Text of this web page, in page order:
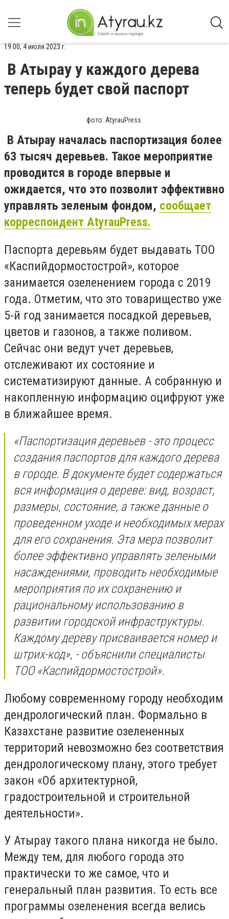
19:00, 4 июля 2023 г.
В Атырау у каждого дерева
теперь будет свой паспорт
фото: AtyrauPress.
В Атырау началась паспортизация более
63 тысяч деревьев. Такое мероприятие
проводится в городе впервые и
ожидается, что это позволит эффективно
управлять зеленым фондом, сообщает
корреспондент AtyrauPress.
Паспорта деревьям будет выдавать ТОО
«Каспийдормостострой», которое
занимается озеленением города с 2019
года. Отметим, что это товарищество уже
5-й год занимается посадкой деревьев,
цветов и газонов, а также поливом.
Сейчас они ведут учет деревьев,
отслеживают их состояние и
систематизируют данные. А собранную и
накопленную информацию оцифруют уже
в ближайшее время.
«Паспортизация деревьев - это процесс
создания паспортов для каждого дерева
в городе. В документе будет содержаться
вся информация о дереве: вид, возраст,
размеры, состояние, а также данные о
проведенном уходе и необходимых мерах
для его сохранения. Эта мера позволит
более эффективно управлять зелеными
насаждениями, проводить необходимые
мероприятия по их сохранению и
рациональному использованию в
развитии городской инфраструктуры.
Каждому дереву присваивается номер и
штрих-код», - объяснили специалисты
ТОО «Каспийдормостострой».
Любому современному городу необходим
дендрологический план. Формально в
Казахстане развитие озелененных
территорий невозможно без соответствия
дендрологическому плану, этого требует
закон «Об архитектурной,
градостроительной и строительной
деятельности».
У Атырау такого плана никогда не было.
Между тем, для любого города это
практически то же самое, что и
генеральный план развития. То есть все
программы озеленения всегда велись